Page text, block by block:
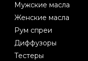
Мужские масла
Женские масла
Рум спреи
Диффузоры
Тестеры